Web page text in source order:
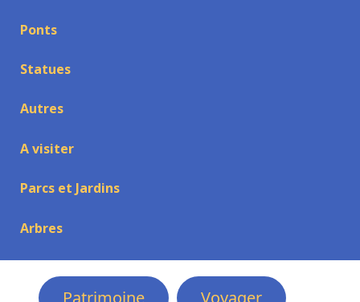
Ponts
Statues
Autres
A visiter
Parcs et Jardins
Arbres